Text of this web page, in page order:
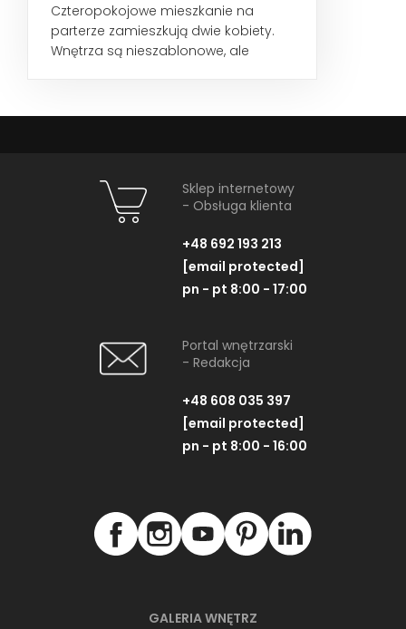
Czteropokojowe mieszkanie na
parterze zamieszkują dwie kobiety.
Wnętrza są nieszablonowe, ale
GALERIA WNĘTRZ
Sklep internetowy
- Obsługa klienta
+48 692 193 213
[email protected]
pn - pt 8:00 - 17:00
Portal wnętrzarski
- Redakcja
+48 608 035 397
[email protected]
pn - pt 8:00 - 16:00